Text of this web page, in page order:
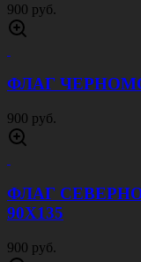
900 руб.
ФЛАГ
900 руб.
ФЛАГ
90Х135
900 руб.